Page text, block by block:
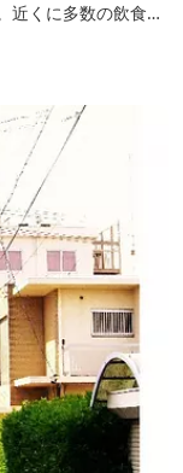
近くに多数の飲食店